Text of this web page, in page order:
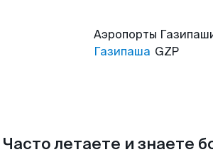
Аэропорты
Газипаша GZP
Часто летаете и знаете